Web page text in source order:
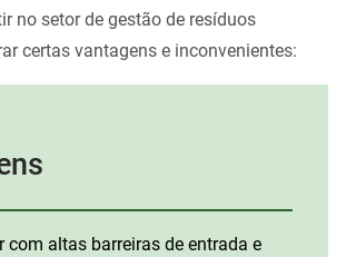
no setor de gestão de resíduos
certas vantagens e inconvenientes:
com altas barreiras de entrada e